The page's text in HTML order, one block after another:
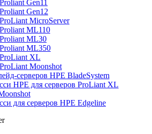
Gen11
Gen12
MicroServer
ML110
ML30
ML350
XL
Moonshot
серверов HPE BladeSystem
HPE для серверов ProLiant XL
для серверов HPE Edgeline